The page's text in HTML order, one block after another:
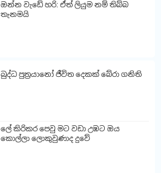
ඔන්න වැඩේ හරි: ඒත් ලියුම නම් තිබ්බ
තැනමයි
බුද්ධ පුත්‍රයානෝ ජීවිත දෙකක් බේරා ගනිති
ලේ කිරිකර පෙවු මට වඩා උඹට ඔය
කොල්ලා ලොකුවුණාද දුවේ